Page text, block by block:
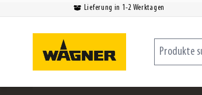
Lieferung in 1-2 Werktagen
Produkte